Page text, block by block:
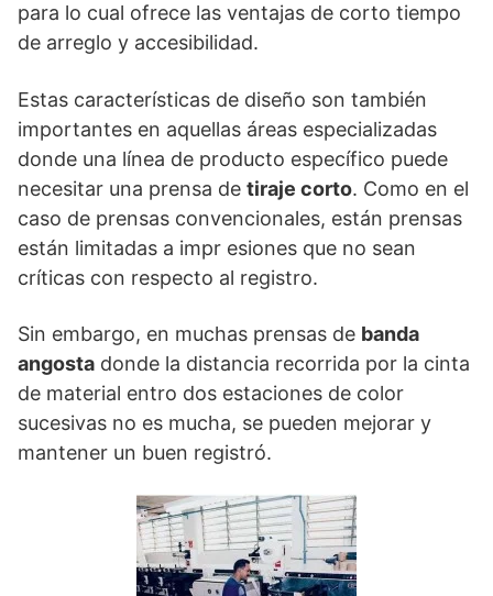
para lo cual ofrece las ventajas de corto tiempo
de arreglo y accesibilidad.
Estas características de diseño son también
importantes en aquellas áreas especializadas
donde una línea de producto específico puede
necesitar una prensa de tiraje corto. Como en el
caso de prensas convencionales, están prensas
están limitadas a impr esiones que no sean
críticas con respecto al registro.
Sin embargo, en muchas prensas de banda
angosta donde la distancia recorrida por la cinta
de material entro dos estaciones de color
sucesivas no es mucha, se pueden mejorar y
mantener un buen registró.